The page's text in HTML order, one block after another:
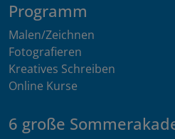
Programm
Malen/Zeichnen
Fotografieren
Kreatives Schreiben
Online Kurse
6 große